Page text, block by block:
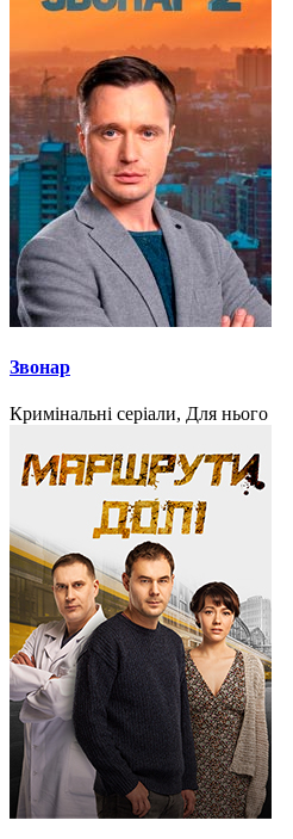
Звонар
Кримінальні серіали, Для нього